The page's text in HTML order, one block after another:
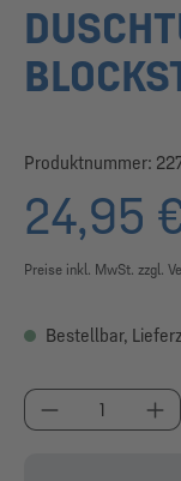
Produktnummer:
24,95
Preise inkl. MwSt. zzgl.
Bestellbar,
Produkt